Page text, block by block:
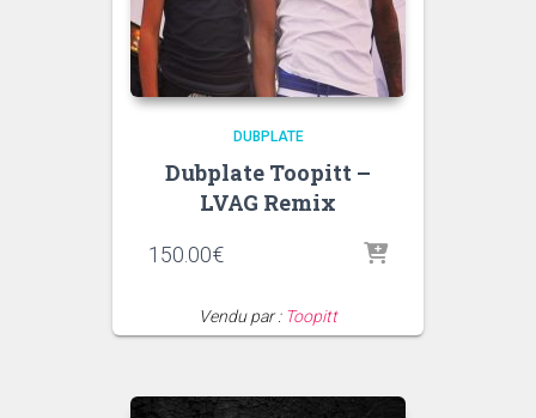
DUBPLATE
Dubplate Toopitt –
LVAG Remix
150.00€
Vendu par : Toopitt